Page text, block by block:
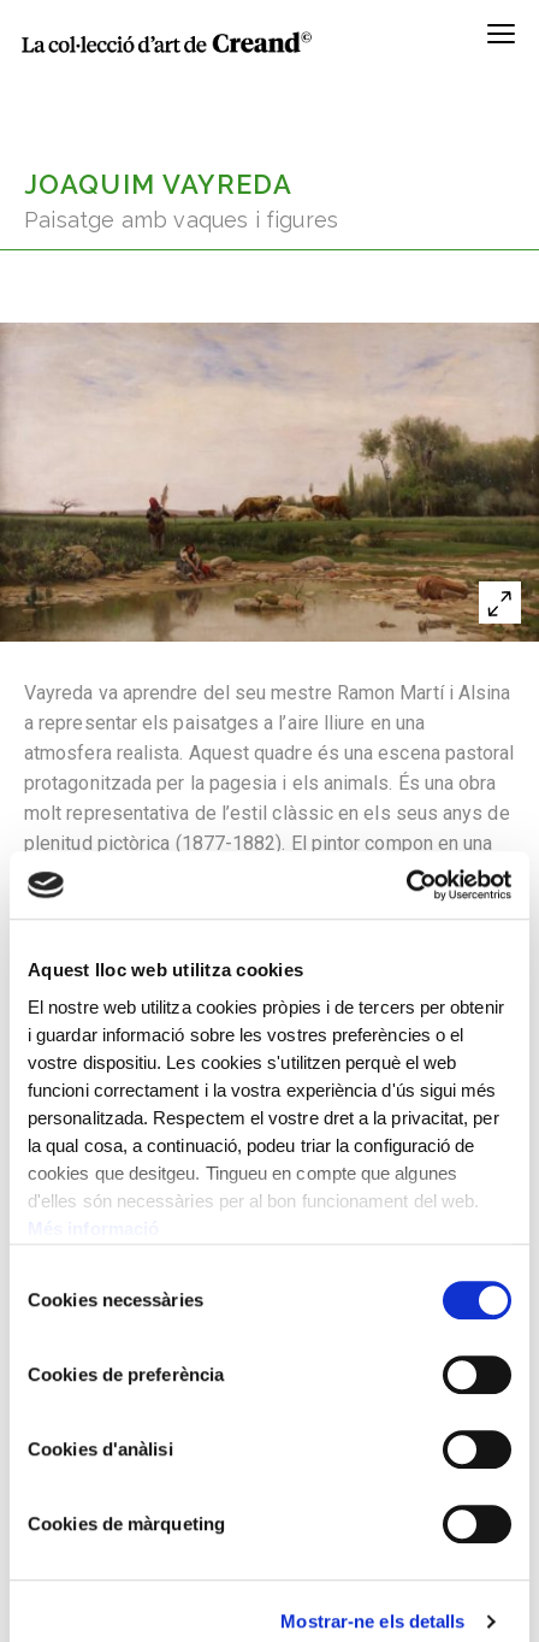
Aquest lloc web utilitza cookies
El nostre web utilitza cookies pròpies i de tercers per obtenir
i guardar informació sobre les vostres preferències o el
vostre dispositiu. Les cookies s'utilitzen perquè el web
funcioni correctament i la vostra experiència d'ús sigui més
personalitzada. Respectem el vostre dret a la privacitat, per
la qual cosa, a continuació, podeu triar la configuració de
cookies que desitgeu. Tingueu en compte que algunes
d'elles són necessàries per al bon funcionament del web.
deCookies necessàries
Cookies de preferència
Cookies d'anàlisi
Cookies de màrqueting
Mostrar-ne els detalls
Menú
JOAQUIM VAYREDA
Paisatge amb vaques i figures
Vayreda va aprendre del seu mestre Ramon Martí i Alsina
a representar els paisatges a l’aire lliure en una
atmosfera realista. Aquest quadre és una escena pastoral
protagonitzada per la pagesia i els animals. És una obra
molt representativa de l’estil clàssic en els seus anys de
plenitud pictòrica (1877-1882). El pintor compon en una
panoràmica general per donar el valor de «la impressió
de conjunt». Hi apareixen tots els recursos més usuals
les figures en primer pla, els arbres, les tonalitats verdes
bell mig de la composició i acompanyades de les figures
desdibuixades de les pastores, tot distribuït de manera
escenogràfica i emmarcat en una càlida atmosfera.
Joaquim Vayreda, com en el paisatgisme modern, vol
fugir dels escenaris artificiosos i desproveïts de
mitologia a través de l’estudi de la natura i la pinzellada
més emotiva i deixant enrere els dogmes més
TAMBÉ ET POT INTERESSAR